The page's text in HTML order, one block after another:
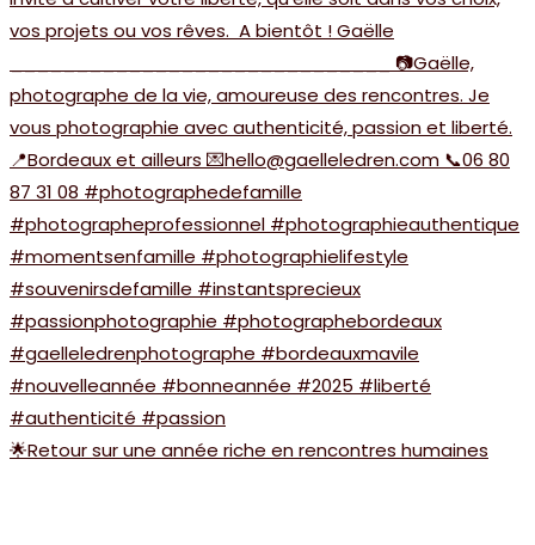
🌟Retour sur une année riche en rencontres humaines